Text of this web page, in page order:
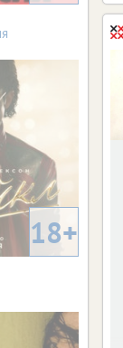
18+